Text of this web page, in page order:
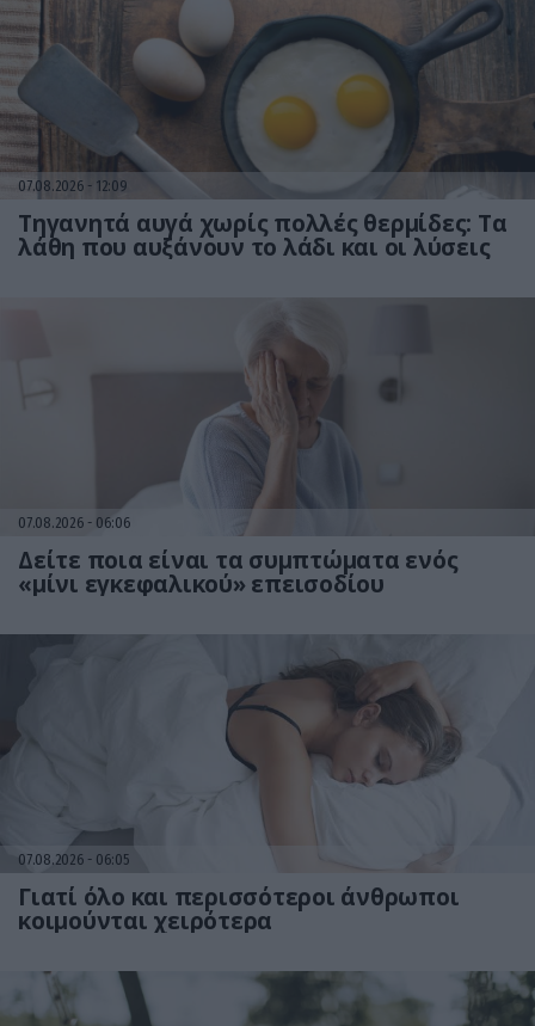
07.08.2026 12:09
Τηγανητά αυγά χωρίς πολλές θερμίδες: Τα
λάθη που αυξάνουν το λάδι και οι λύσεις
07.08.2026 06:06
Δείτε ποια είναι τα συμπτώματα ενός
«μίνι εγκεφαλικού» επεισοδίου
07.08.2026 06:05
Γιατί όλο και περισσότεροι άνθρωποι
κοιμούνται χειρότερα